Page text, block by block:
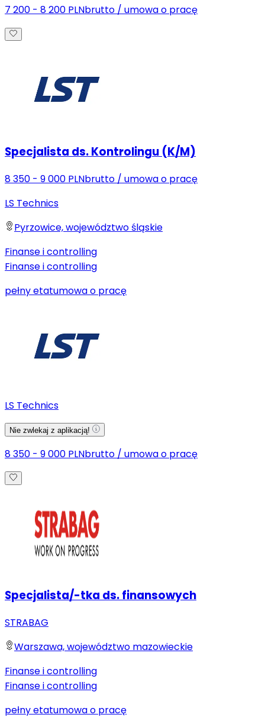
7 200 - 8 200 PLNbrutto / umowa o pracę
Specjalista ds. Kontrolingu (K/M)
8 350 - 9 000 PLNbrutto / umowa o pracę
LS Technics
Pyrzowice, województwo śląskie
Finanse i controlling
Finanse i controlling
pełny etatumowa o pracę
LS Technics
Nie zwlekaj z aplikacją!
8 350 - 9 000 PLNbrutto / umowa o pracę
Specjalista/-tka ds. finansowych
STRABAG
Warszawa, województwo mazowieckie
Finanse i controlling
Finanse i controlling
pełny etatumowa o pracę